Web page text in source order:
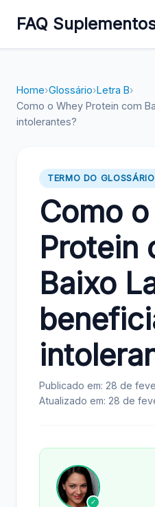
FAQ
Home›Glossário›Letra B›
Como o Whey Protein com
intolerantes?
TERMO DO GLOSSÁRIO
Como
Protein
Baixo
Publicado em: 28 de
Atualizado em: 28 de
✓